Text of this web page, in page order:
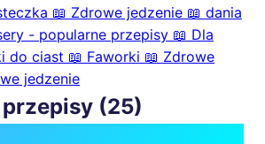
📖 Zdrowe jedzenie 📖 dania
- popularne przepisy 📖 Dla
do ciast 📖 Faworki 📖 Zdrowe
jedzenie
(25)